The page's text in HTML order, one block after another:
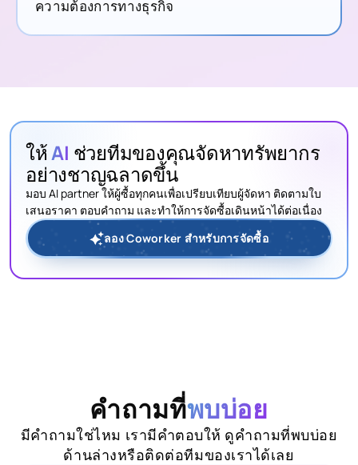
ความต้องการทางธุรกิจ
ให้AI ช่วยทีมของคุณจัดหาทรัพยากร
อย่างชาญฉลาดขึ้น
มอบ AI partner ให้ผู้ซื้อทุกคนเพื่อเปรียบเทียบผู้จัดหา ติดตามใบ
เสนอราคา ตอบคำถาม และทำให้การจัดซื้อเดินหน้าได้ต่อเนื่อง
ลอง Coworker สำหรับการจัดซื้อ
คำถามที่พบบ่อย
มีคำถามใช่ไหม เรามีคำตอบให้ ดูคำถามที่พบบ่อย
ด้านล่างหรือติดต่อทีมของเราได้เลย